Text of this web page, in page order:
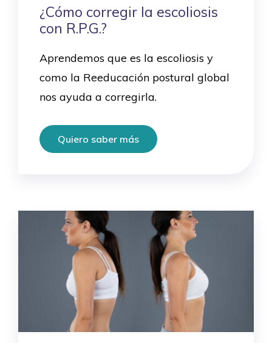
¿Cómo corregir la escoliosis
con R.P.G.?
Aprendemos que es la escoliosis y
como la Reeducación postural global
nos ayuda a corregirla.
Quiero saber más